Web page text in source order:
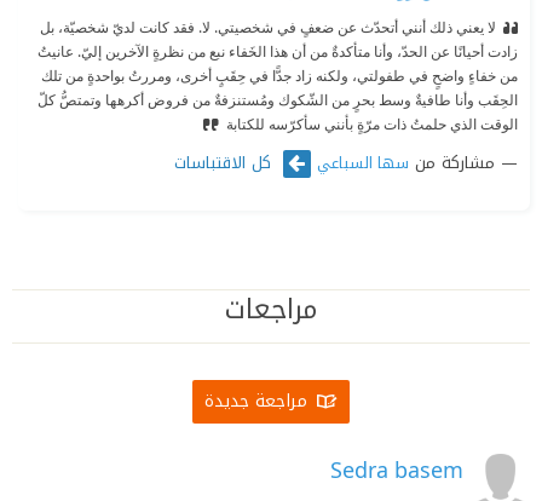
لا يعني ذلك أنني أتحدّث عن ضعفٍ في شخصيتي. لا. فقد كانت لديّ شخصيّة، بل
زادت أحيانًا عن الحدّ، وأنا متأكدةٌ من أن هذا الخَفاء نبع من نظرةٍ الآخرين إليّ. ‫ عانيتُ
من خفاءٍ واضحٍ في طفولتي، ولكنه زاد جدًّا في حِقَبٍ أخرى، ومررتُ بواحدةٍ من تلك
الحِقَب وأنا طافيةٌ وسط بحرٍ من الشّكوك ومُستنزفةٌ من فروض أكرهها وتمتصُّ كلّ
الوقت الذي حلمتُ ذات مرّةٍ بأنني سأكرّسه للكتابة
مشاركة من سها السباعي كل الاقتباسات
مراجعات
مراجعة جديدة
Sedra basem